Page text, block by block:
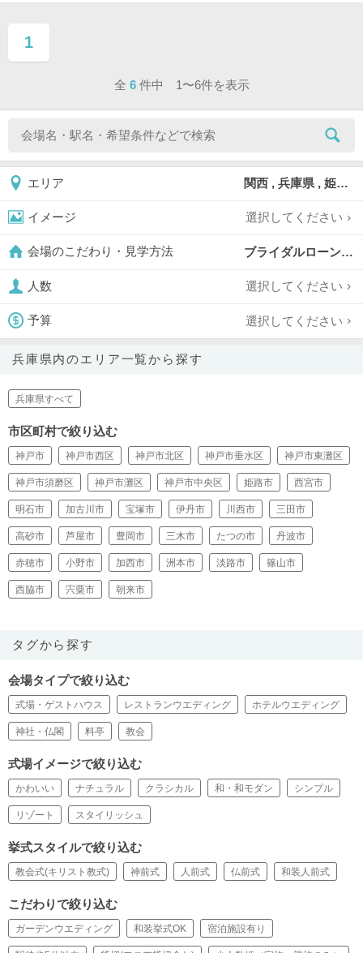
1
ページ目
全 6 件中 1〜6件を表示
エリア 関西 , 兵庫県 , 姫路市
イメージ 選択してください
会場のこだわり・見学方法 ブライダルローン案内可,
人数 選択してください
予算 選択してください
兵庫県内のエリア一覧から探す
兵庫県すべて
市区町村で絞り込む
神戸市 神戸市西区 神戸市北区 神戸市垂水区 神戸市東灘区
神戸市須磨区 神戸市灘区 神戸市中央区 姫路市 西宮市
明石市 加古川市 宝塚市 伊丹市 川西市 三田市
高砂市 芦屋市 豊岡市 三木市 たつの市 丹波市
赤穂市 小野市 加西市 洲本市 淡路市 篠山市
西脇市 宍粟市 朝来市
タグから探す
会場タイプで絞り込む
式場・ゲストハウス レストランウエディング ホテルウエディング
神社・仏閣 料亭 教会
式場イメージで絞り込む
かわいい ナチュラル クラシカル 和・和モダン シンプル
リゾート スタイリッシュ
挙式スタイルで絞り込む
教会式(キリスト教式) 神前式 人前式 仏前式 和装人前式
こだわりで絞り込む
ガーデンウエディング 和装挙式OK 宿泊施設有り